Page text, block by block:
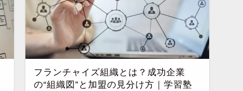
フランチャイズ組織とは？成功企業
の“組織図”と加盟の見分け方｜学習塾